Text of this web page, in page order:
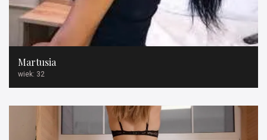
Martusia
wiek: 32